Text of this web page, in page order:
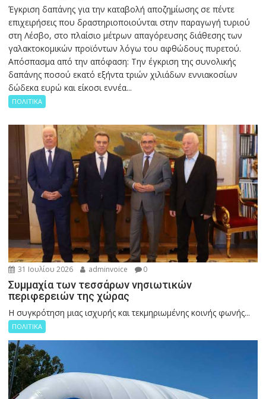
Έγκριση δαπάνης για την καταβολή αποζημίωσης σε πέντε
επιχειρήσεις που δραστηριοποιούνται στην παραγωγή τυριού
στη Λέσβο, στο πλαίσιο μέτρων απαγόρευσης διάθεσης των
γαλακτοκομικών προϊόντων λόγω του αφθώδους πυρετού.
Απόσπασμα από την απόφαση: Την έγκριση της συνολικής
δαπάνης ποσού εκατό εξήντα τριών χιλιάδων εννιακοσίων
δώδεκα ευρώ και είκοσι εννέα...
ΠΟΛΙΤΙΚΑ
31 Ιουλίου 2026 adminvoice 0
Συμμαχία των τεσσάρων νησιωτικών
περιφερειών της χώρας
Η συγκρότηση μιας ισχυρής και τεκμηριωμένης κοινής φωνής...
ΠΟΛΙΤΙΚΑ